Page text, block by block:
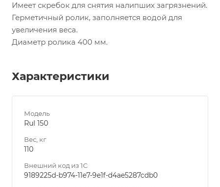
Имеет скребок для снятия налипших загрязнений.
Герметичный ролик, заполняется водой для
увеличения веса.
Диаметр ролика 400 мм.
Характеристики
Модель
Rul 150
Вес, кг
110
Внешний код из 1С
9189225d-b974-11e7-9e1f-d4ae5287cdb0